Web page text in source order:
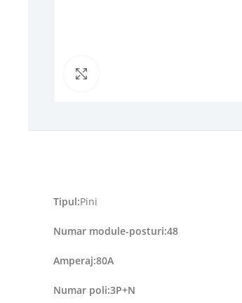
Tipul:Pini
Numar module-posturi:48
Amperaj:80A
Numar poli:3P+N